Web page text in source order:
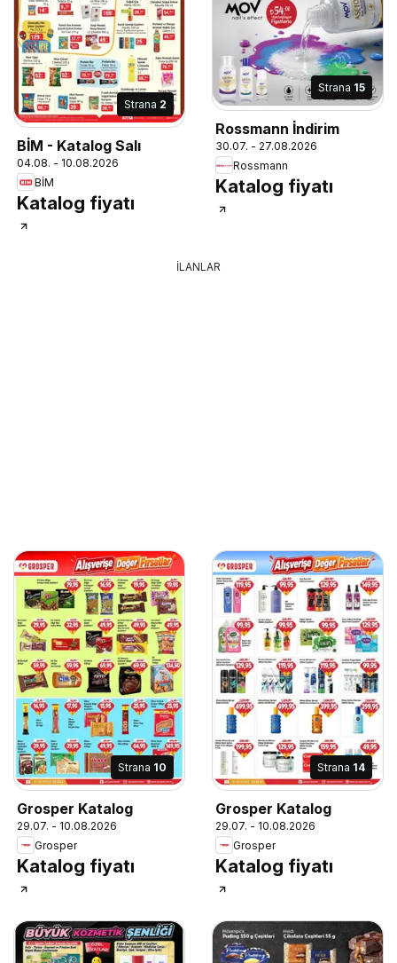
Strana 2
BİM - Katalog Salı
04.08. - 10.08.2026
BİM
Katalog fiyatı
Strana 15
Rossmann İndirim
30.07. - 27.08.2026
Rossmann
Katalog fiyatı
İLANLAR
Strana 10
Grosper Katalog
29.07. - 10.08.2026
Grosper
Katalog fiyatı
Strana 14
Grosper Katalog
29.07. - 10.08.2026
Grosper
Katalog fiyatı